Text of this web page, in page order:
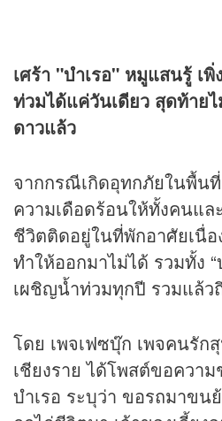
เศร้า "บำเรอ" หมูแสนรู้ เ
ท่วมได้แค่วันเดียว สุดท้าย
ดาวแล้ว
จากกรณีเกิดอุทกภัยในพื้นที่
ความเดือดร้อนให้ทั้งคนแ
ชีวิตติดอยู่ในที่พักอาศัยเนื่อ
ทำให้ออกมาไม่ได้ รวมทั้ง
เผชิญน้ำท่วมทุกปี รวมแล้ว
โดย เพจเฟซบุ๊ก เพจคนรัก
เชียงราย ได้โพสต์ขอความ
บำเรอ ระบุว่า ขอรถมาขน